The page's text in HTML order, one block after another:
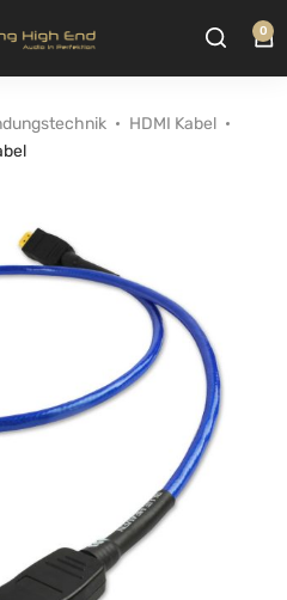
0
HDMI Kabel